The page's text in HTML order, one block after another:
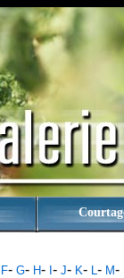
F- G- H- - J- K- L- M-